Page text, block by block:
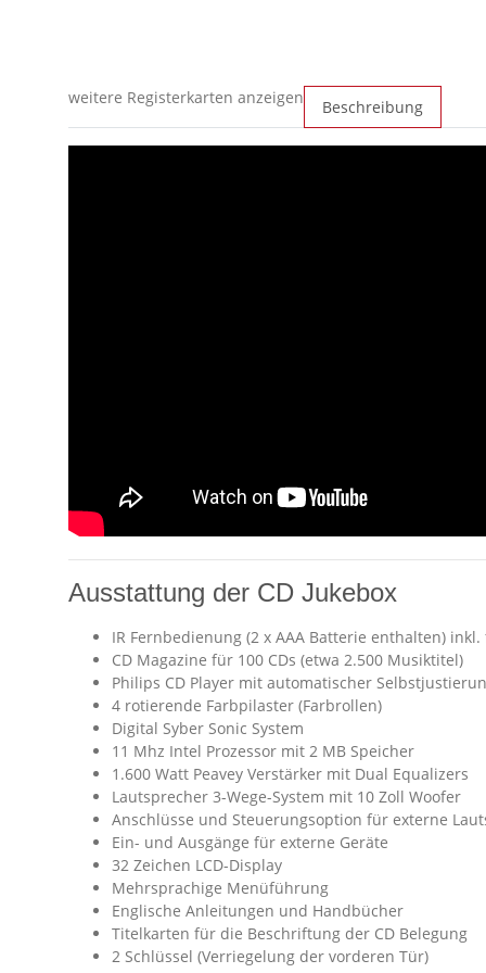
weitere Registerkarten anzeigen Beschreibung
Ausstattung der CD Jukebox
IR Fernbedienung (2 x AAA Batterie enthalten)
CD Magazine für 100 CDs (etwa 2.500 Musiktitel)
Philips CD Player mit automatischer
4 rotierende Farbpilaster (Farbrollen)
Digital Syber Sonic System
11 Mhz Intel Prozessor mit 2 MB Speicher
1.600 Watt Peavey Verstärker mit Dual Equalizers
Lautsprecher 3-Wege-System mit 10 Zoll Woofer
Anschlüsse und Steuerungsoption für externe
Ein- und Ausgänge für externe Geräte
32 Zeichen LCD-Display
Mehrsprachige Menüführung
Englische Anleitungen und Handbücher
Titelkarten für die Beschriftung der CD Belegung
2 Schlüssel (Verriegelung der vorderen Tür)